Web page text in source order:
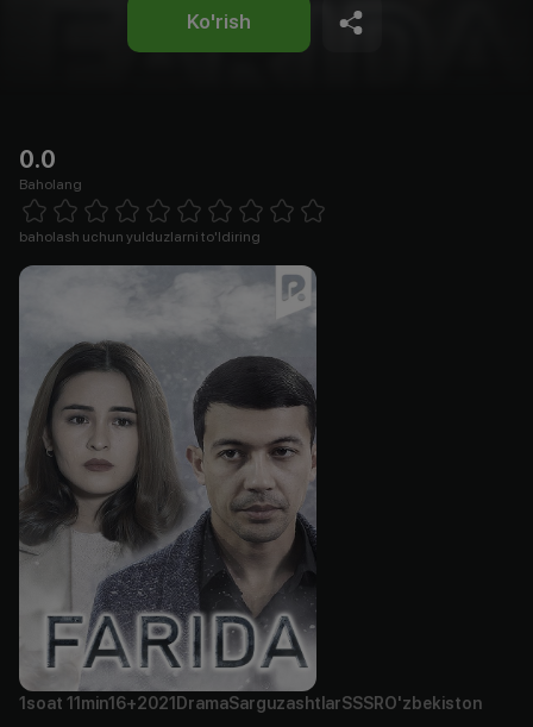
Ko'rish
0.0
Baholang
1 Star 2 Stars 3 Stars 4 Stars5 Stars 6 Stars7 Stars8 Stars
baholash uchun yulduzlarni to'ldiring
1soat 11min16+2021 DramaSarguzashtlarSSSRO'zbekiston